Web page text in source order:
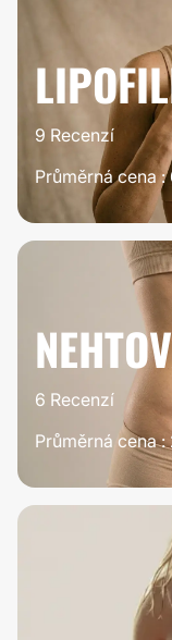
100%
9 Recenzí
Průměrná cena :
100%
6 Recenzí
Průměrná cena :